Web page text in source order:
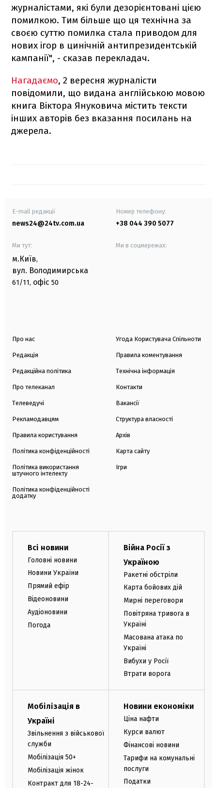
журналістами, які були дезорієнтовані цією
помилкою. Тим більше що ця технічна за
своєю суттю помилка стала приводом для
нових ігор в цинічній антипрезидентській
кампанії", - сказав перекладач.
Нагадаємо, 2 вересня журналісти
повідомили, що видана англійською мовою
книга Віктора Януковича містить тексти
інших авторів без вказання посилань на
джерела.
E-mail редакції
news24@24tv.com.ua
Номер телефону:
+38 044 390 5077
Ми тут:
м.Київ,
вул. Володимирська
61/11, офіс 50
Ми в соцмережах:
Про нас
Редакція
Редакційна політика
Про телеканал
Телеведучі
Рекламодавцям
Правила користування
Політика конфіденційності
Політика використання
штучного інтелекту
Політика конфіденційності
додатку
Угода Користувача Спільноти
Правила коментування
Технічна інформація
Контакти
Вакансії
Структура власності
Архів
Карта сайту
Ігри
Всі новини
Головні новини
Новини України
Прямий ефір
Відеоновини
Аудіоновини
Погода
Війна Росії з
Україною
Ракетні обстріли
Карта бойових дій
Мирні переговори
Повітряна тривога в
Україні
Масована атака по
Україні
Вибухи у Росії
Втрати ворога
Мобілізація в
Україні
Звільнення з військової
служби
Мобілізація 50+
Мобілізація жінок
Контракт для 18-24-
Новини економіки
Ціна нафти
Курси валют
Фінансові новини
Тарифи на комунальні
послуги
Податки